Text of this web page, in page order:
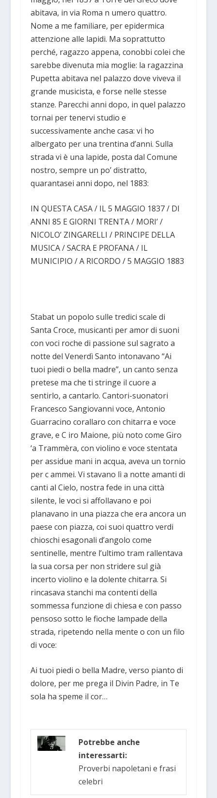
abitava, in via Roma n umero quattro.
Nome a me familiare, per epidermica
attenzione alle lapidi. Ma soprattutto
perché, ragazzo appena, conobbi colei che
sarebbe divenuta mia moglie: la ragazzina
Pupetta abitava nel palazzo dove viveva il
grande musicista, e forse nelle stesse
stanze. Parecchi anni dopo, in quel palazzo
tornai per tenervi studio e
successivamente anche casa: vi ho
albergato per una trentina d’anni. Sulla
strada vi è una lapide, posta dal Comune
nostro, sempre un po’ distratto,
quarantasei anni dopo, nel 1883:
IN QUESTA CASA / IL 5 MAGGIO 1837 / DI
ANNI 85 E GIORNI TRENTA / MORI’ /
NICOLO’ ZINGARELLI / PRINCIPE DELLA
MUSICA / SACRA E PROFANA / IL
MUNICIPIO / A RICORDO / 5 MAGGIO 1883
Stabat un popolo sulle tredici scale di
Santa Croce, musicanti per amor di suoni
con voci roche di passione sul sagrato a
notte del Venerdì Santo intonavano “Ai
tuoi piedi o bella madre”, un canto senza
pretese ma che ti stringe il cuore a
sentirlo, a cantarlo. Cantori-suonatori
Francesco Sangiovanni voce, Antonio
Guarracino corallaro con chitarra e voce
grave, e C iro Maione, più noto come Giro
‘a Trammèra, con violino e voce stentata
per assidue mani in acqua, aveva un tornio
per c ammei. Vi stavano lì a notte amanti di
canti al Cielo, nostra fede in una città
silente, le voci si affollavano e poi
planavano in una piazza che era ancora un
paese con piazza, coi suoi quattro verdi
chioschi esagonali d’angolo come
sentinelle, mentre l’ultimo tram rallentava
la sua corsa per non stridere sul già
incerto violino e la dolente chitarra. Si
rincasava stanchi ma contenti della
sommessa funzione di chiesa e con passo
pensoso sotto le fioche lampade della
strada, ripetendo nella mente o con un filo
di voce:
Ai tuoi piedi o bella Madre, verso pianto di
dolore, per me prega il Divin Padre, in Te
sola ha speme il cor…
Potrebbe anche
interessarti:
Proverbi napoletani e frasi
celebri